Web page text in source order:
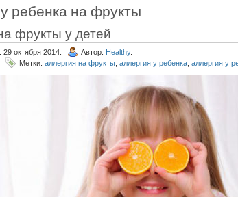
ребенка на фрукты
фрукты у детей
октября 2014. Автор: Healthy.
Метки: аллергия на фрукты аллергия у ребенка аллергия у